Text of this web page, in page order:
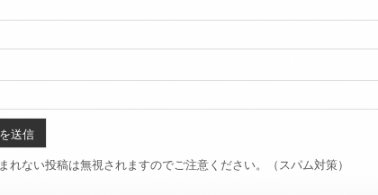
れない投稿は無視されますのでご注意ください。（スパム対策）